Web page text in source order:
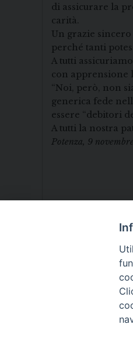
di assicurare la
carità.
Un grazie
perché tanti
A tutti
con apprensione
“Noi, però, non
generica fede
essere “debitori
A tutti la nostra
Potenza, 9